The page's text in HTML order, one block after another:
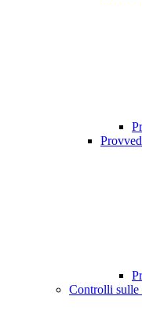
Controlli sulle